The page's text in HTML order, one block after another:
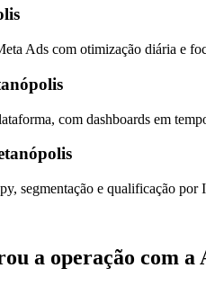
Ads com otimização diária e
com dashboards em
segmentação e qualificação
a operação com a